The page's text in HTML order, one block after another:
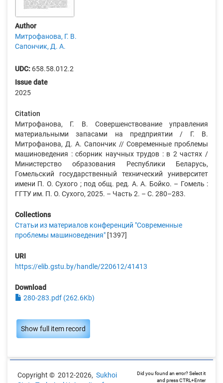
Author
Митрофанова, Г. В.
Сапончик, Д. А.
UDC: 658.58.012.2
Issue date
2025
Citation
Митрофанова, Г. В. Совершенствование управления
материальными запасами на предприятии / Г. В.
Митрофанова, Д. А. Сапончик // Современные проблемы
машиноведения : сборник научных трудов : в 2 частях /
Министерство образования Республики Беларусь,
Гомельский государственный технический университет
имени П. О. Сухого ; под общ. ред. А. А. Бойко. – Гомель :
ГГТУ им. П. О. Сухого, 2025. – Часть 2. – С. 280–283.
Collections
Статьи из материалов конференций "Современные
проблемы машиноведения" [1397]
URI
https://elib.gstu.by/handle/220612/41413
Download
280-283.pdf (262.6Kb)
Show full item record
Copyright © 2012-2026, Sukhoi
Did you found an error? Select it
and press CTRL+Enter